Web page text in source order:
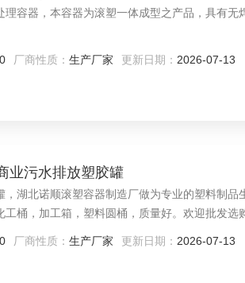
厂商性质： 生产厂家 更新日期： 2026-07-13
业污水排放塑胶罐
湖北诺顺滚塑容器制造厂做为专业的塑料制品
桶，加工箱，塑料圆桶，质量好。欢迎批发选
厂商性质： 生产厂家 更新日期： 2026-07-13